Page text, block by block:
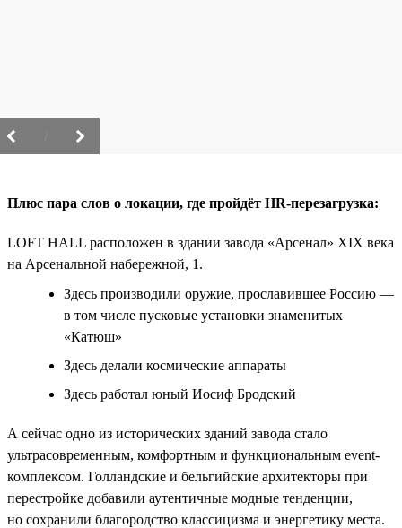
Плюс пара слов о локации, где пройдёт HR-перезагрузка:
LOFT HALL расположен в здании завода «Арсенал» XIX века
на Арсенальной набережной, 1.
Здесь производили оружие, прославившее Россию —
в том числе пусковые установки знаменитых
«Катюш»
Здесь делали космические аппараты
Здесь работал юный Иосиф Бродский
А сейчас одно из исторических зданий завода стало
ультрасовременным, комфортным и функциональным event-
комплексом. Голландские и бельгийские архитекторы при
перестройке добавили аутентичные модные тенденции,
но сохранили благородство классицизма и энергетику места.